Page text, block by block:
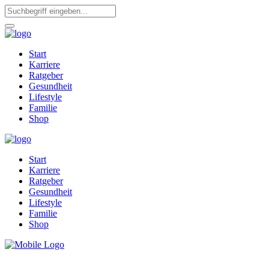
Start
Karriere
Ratgeber
Gesundheit
Lifestyle
Familie
Shop
Start
Karriere
Ratgeber
Gesundheit
Lifestyle
Familie
Shop